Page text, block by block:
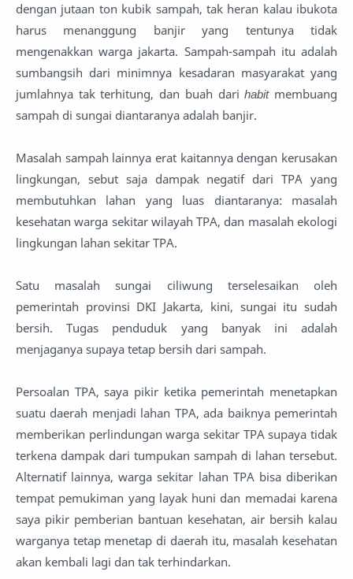
dengan jutaan ton kubik sampah, tak heran kalau ibukota
harus menanggung banjir yang tentunya tidak
mengenakkan warga jakarta. Sampah-sampah itu adalah
sumbangsih dari minimnya kesadaran masyarakat yang
jumlahnya tak terhitung, dan buah darihabitmembuang
sampah di sungai diantaranya adalah banjir.
Masalah sampah lainnya erat kaitannya dengan kerusakan
lingkungan, sebut saja dampak negatif dari TPA yang
membutuhkan lahan yang luas diantaranya: masalah
kesehatan warga sekitar wilayah TPA, dan masalah ekologi
lingkungan lahan sekitar TPA.
Satu masalah sungai ciliwung terselesaikan oleh
pemerintah provinsi DKI Jakarta, kini, sungai itu sudah
bersih. Tugas penduduk yang banyak ini adalah
menjaganya supaya tetap bersih dari sampah.
Persoalan TPA, saya pikir ketika pemerintah menetapkan
suatu daerah menjadi lahan TPA, ada baiknya pemerintah
memberikan perlindungan warga sekitar TPA supaya tidak
terkena dampak dari tumpukan sampah di lahan tersebut.
Alternatif lainnya, warga sekitar lahan TPA bisa diberikan
tempat pemukiman yang layak huni dan memadai karena
saya pikir pemberian bantuan kesehatan, air bersih kalau
warganya tetap menetap di daerah itu, masalah kesehatan
akan kembali lagi dan tak terhindarkan.